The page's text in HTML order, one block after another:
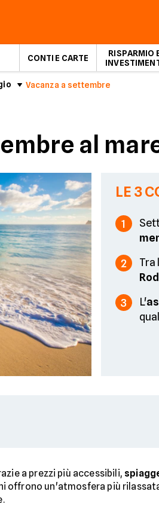
CONTI E CARTE
RISPARMIO
Vacanza a settembre
al
LE 3
1
2 Tra
3 L'
a prezzi più accessibili,
offrono un'atmosfera più